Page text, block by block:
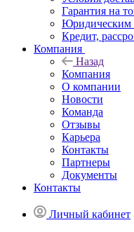
Гарантия на
Юридическим
Кредит,
Компания
Назад
Компания
О компании
Новости
Команда
Отзывы
Карьера
Контакты
Партнеры
Документы
Контакты
Личный кабинет